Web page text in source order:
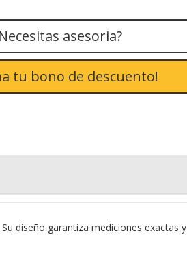
asesoria?
tu bono de descuento!
diseño garantiza mediciones exactas y